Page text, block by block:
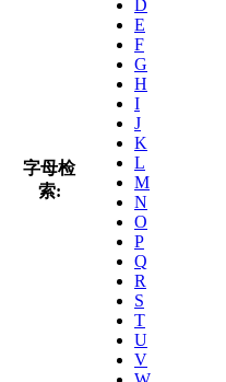
字母检
索:
D
E
F
G
H
I
J
K
L
M
N
O
P
Q
R
S
T
U
V